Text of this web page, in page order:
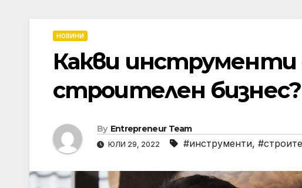
НОВИНИ
Какви инструменти
строителен бизнес?
By Entrepreneur Team
ЮЛИ 29, 2022 #инструменти,